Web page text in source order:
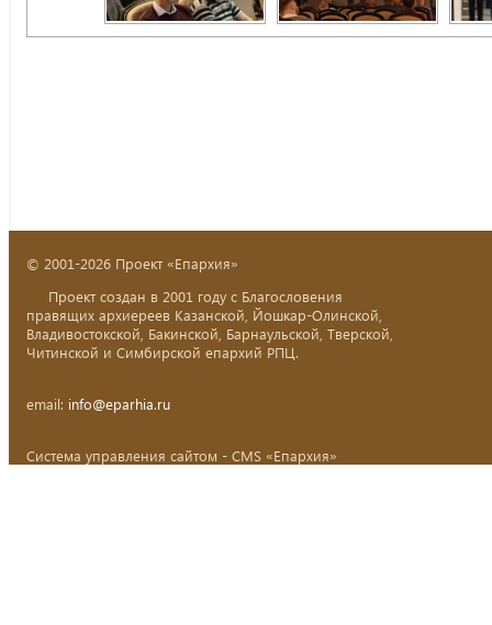
© 2001-2026 Проект «Епархия»
Проект создан в 2001 году с Благословения
правящих архиереев Казанской, Йошкар-Олинской,
Владивостокской, Бакинской, Барнаульской, Тверской,
Читинской и Симбирской епархий РПЦ.
email: info@eparhia.ru
Система управления сайтом - CMS «Епархия»